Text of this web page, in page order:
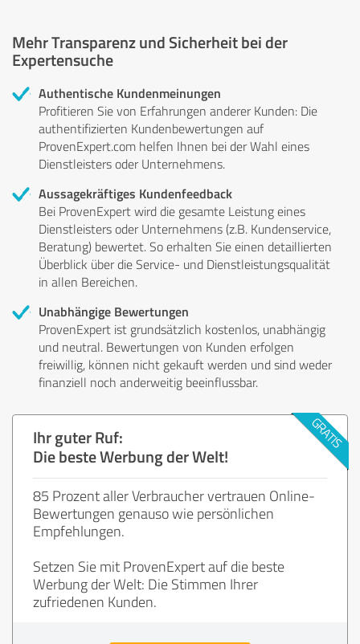
Mehr Transparenz und Sicherheit bei der
Expertensuche
Authentische Kundenmeinungen
Profitieren Sie von Erfahrungen anderer Kunden: Die
authentifizierten Kundenbewertungen auf
ProvenExpert.com helfen Ihnen bei der Wahl eines
Dienstleisters oder Unternehmens.
Aussagekräftiges Kundenfeedback
Bei ProvenExpert wird die gesamte Leistung eines
Dienstleisters oder Unternehmens (z.B. Kundenservice,
Beratung) bewertet. So erhalten Sie einen detaillierten
Überblick über die Service- und Dienstleistungsqualität
in allen Bereichen.
Unabhängige Bewertungen
ProvenExpert ist grundsätzlich kostenlos, unabhängig
und neutral. Bewertungen von Kunden erfolgen
freiwillig, können nicht gekauft werden und sind weder
finanziell noch anderweitig beeinflussbar.
Ihr guter Ruf:
Die beste Werbung der Welt!
85 Prozent aller Verbraucher vertrauen Online-
Bewertungen genauso wie persönlichen
Empfehlungen.
Setzen Sie mit ProvenExpert auf die beste
Werbung der Welt: Die Stimmen Ihrer
zufriedenen Kunden.